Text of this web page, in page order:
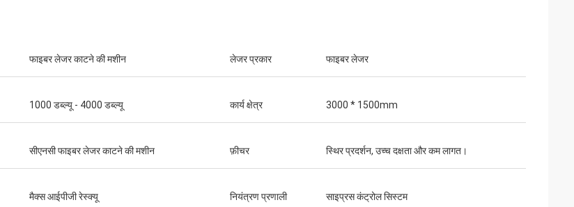
Stefano
गुस्तावो
फाइबर लेजर काटने की मशीन लेजर प्रकार फाइबर लेजर
1000 डब्ल्यू - 4000 डब्ल्यू कार्य क्षेत्र 3000 * 1500mm
सीएनसी फाइबर लेजर काटने की मशीन फ़ीचर स्थिर प्रदर्शन, उच्च दक्षता और कम लागत।
मैक्स आईपीजी रेस्क्यू नियंत्रण प्रणाली साइप्रस कंट्रोल सिस्टम